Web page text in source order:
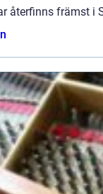
återfinns främst i